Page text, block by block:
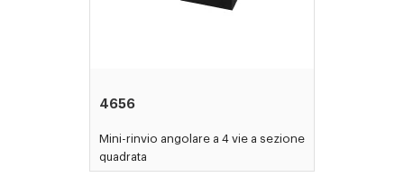
4656
Mini-rinvio angolare a 4 vie a sezione
quadrata